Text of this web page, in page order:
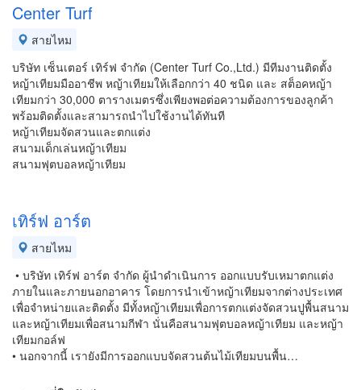
Center Turf
สายไหม
บริษัท เซ็นเตอร์ เทิร์ฟ จำกัด (Center Turf Co.,Ltd.) มีทีมงานติดตั้ง
หญ้าเทียมมืออาชีพ หญ้าเทียมให้เลือกกว่า 40 ชนิด และ สต็อคหญ้า
เทียมกว่า 30,000 ตารางเมตรซึ่งเพียงพอต่อความต้องการของลูกค้า
พร้อมติดตั้งและสามารถนำไปใช้งานได้ทันที
หญ้าเทียมจัดสวนและตกแต่ง
สนามเด็กเล่นหญ้าเทียม
สนามฟุตบอลหญ้าเทียม
เทิร์ฟ อาร์ต
สายไหม
• บริษัท เทิร์ฟ อาร์ต จำกัด ผู้นำดำเนินการ ออกแบบรับเหมาตกแต่ง
ภายในและภายนอกอาคาร โดยการนำเข้าหญ้าเทียมจากต่างประเทศ
เพื่อจำหน่ายและติดตั้ง มีทั้งหญ้าเทียมเพื่อการตกแต่งจัดสวนปูพื้นสนาม
และหญ้าเทียมเพื่อสนามกีฬา นั่นคือสนามฟุตบอลหญ้าเทียม และหญ้า
เทียมกอล์ฟ
• นอกจากนี้ เรายังมีการออกแบบจัดสวนต้นไม้เทียมบนพื้น…